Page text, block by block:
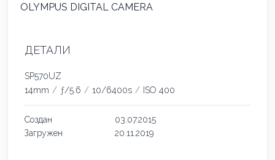
OLYMPUS DIGITAL CAMERA
ДЕТАЛИ
SP570UZ
14mm / ƒ/5.6 / 10/6400s / ISO 400
Создан
03.07.2015
Загружен
20.11.2019